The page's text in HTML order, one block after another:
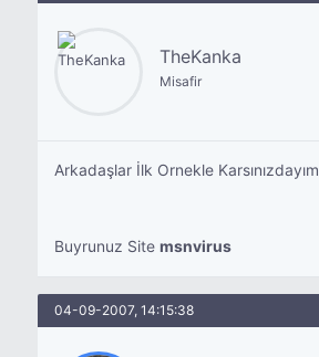
TheKanka
Misafir
Arkadaşlar İlk Ornekle Karsınızdayım
Buyrunuz Site msnvirus
04-09-2007, 14:15:38